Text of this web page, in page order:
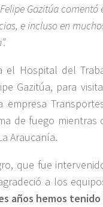
Gazitúa
e incluso en
el Hospital del
Gazitúa, para
de fuego
Araucanía.
que fue
a los
años hemos